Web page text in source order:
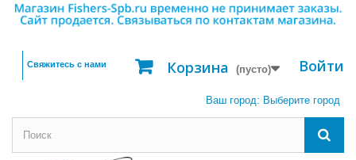
Войти
Корзина (пусто)
Свяжитесь с нами
Ваш город: Выберите город